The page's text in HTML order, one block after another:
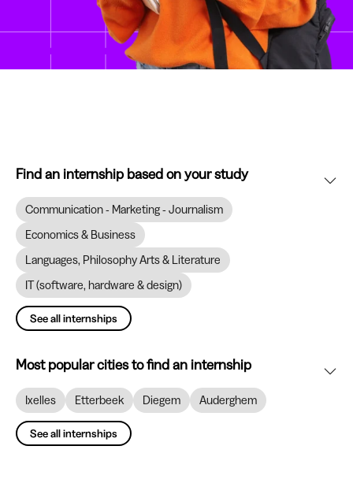
Find an internship based on your study
Communication - Marketing - Journalism
Economics & Business
Languages, Philosophy Arts & Literature
IT (software, hardware & design)
See all internships
Most popular cities to find an internship
Ixelles Etterbeek Diegem Auderghem
See all internships